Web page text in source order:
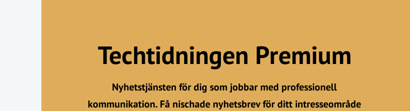
Techtidningen Premium
Nyhetstjänsten för dig som jobbar med professionell
kommunikation. Få nischade nyhetsbrev för ditt intresseområde